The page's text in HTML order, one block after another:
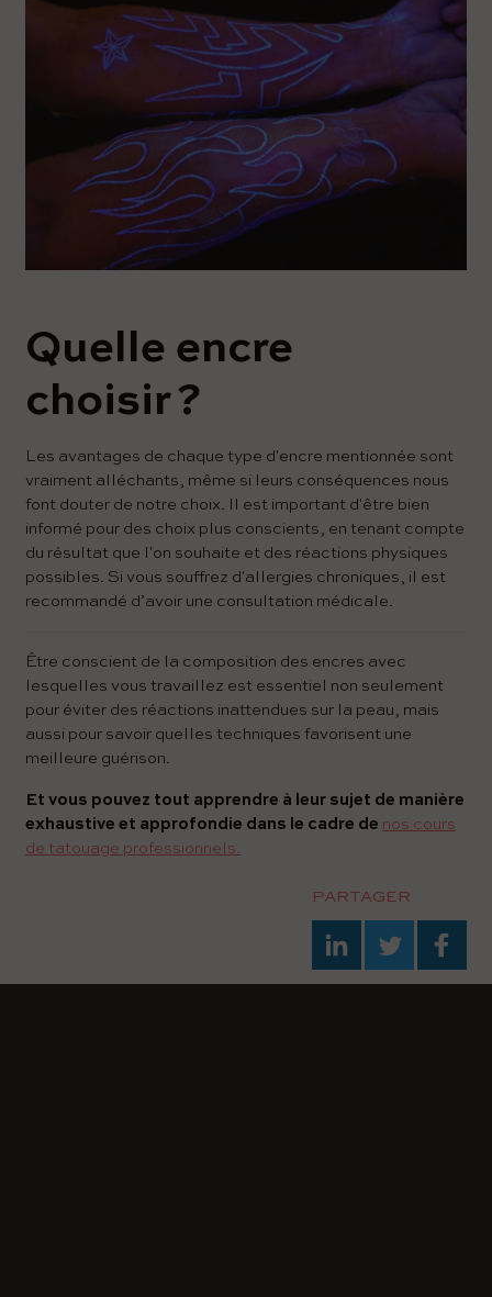
Quelle encre
choisir ?
Les avantages de chaque type d'encre mentionnée sont
vraiment alléchants, même si leurs conséquences nous
font douter de notre choix. Il est important d'être bien
informé pour des choix plus conscients, en tenant compte
du résultat que l'on souhaite et des réactions physiques
possibles. Si vous souffrez d'allergies chroniques, il est
recommandé d’avoir une consultation médicale.
Être conscient de la composition des encres avec
lesquelles vous travaillez est essentiel non seulement
pour éviter des réactions inattendues sur la peau, mais
aussi pour savoir quelles techniques favorisent une
meilleure guérison.
Et vous pouvez tout apprendre à leur sujet de manière
exhaustive et approfondie dans le cadre de nos cours
de tatouage professionnels.
PARTAGER